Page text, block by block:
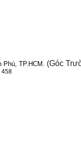
TP.HCM. (Góc
458